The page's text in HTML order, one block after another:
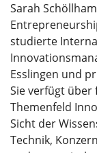
Sarah
studierte
Esslingen und
Sie verfügt
Themenfeld
Sicht der
Technik,